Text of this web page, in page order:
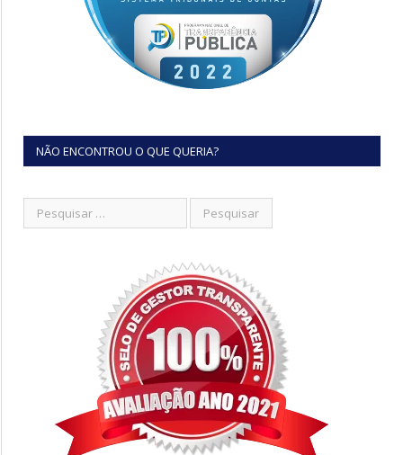
NÃO ENCONTROU O QUE QUERIA?